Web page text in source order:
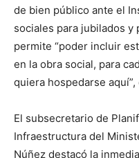
de bien público ante el
sociales para jubilados y
permite “poder incluir
en la obra social, para
quiera hospedarse aquí”,
El subsecretario de
Infraestructura del
Núñez destacó la